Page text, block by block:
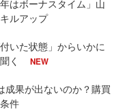
はボーナスタイム」山
ルアップ
いた状態」からいかに
く
NEW
成果が出ないのか？購買
件